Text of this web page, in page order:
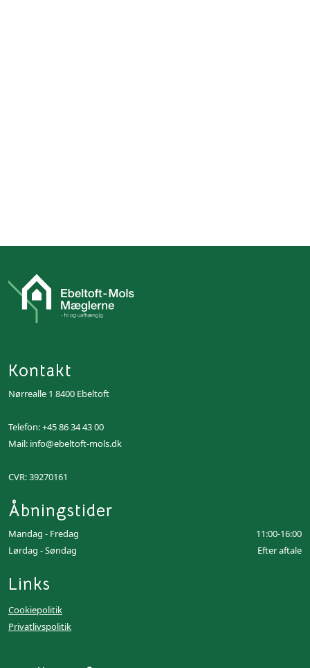
Kontakt
Nørrealle 1 8400 Ebeltoft
Telefon:+45 86 34 43 00
Mail: info@ebeltoft-mols.dk
CVR: 39270161
Åbningstider
Mandag - Fredag
11:00-16:00
Lørdag - Søndag
Efter aftale
Links
Cookiepolitik
Privatlivspolitik